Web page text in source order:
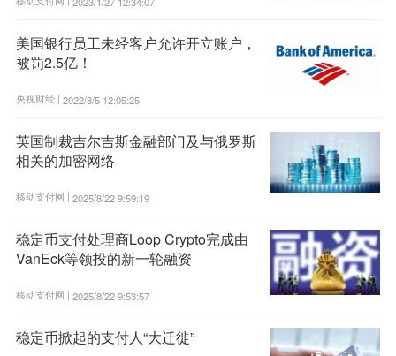
美国银行员工未经客户允许开立账户，
被罚2.5亿！
央视财经 | 2022/8/5 12:05:25
英国制裁吉尔吉斯金融部门及与俄罗斯
相关的加密网络
移动支付网 | 2025/8/22 9:59:19
稳定币支付处理商Loop Crypto完成由
VanEck等领投的新一轮融资
移动支付网 | 2025/8/22 9:53:57
稳定币掀起的支付人“大迁徙”